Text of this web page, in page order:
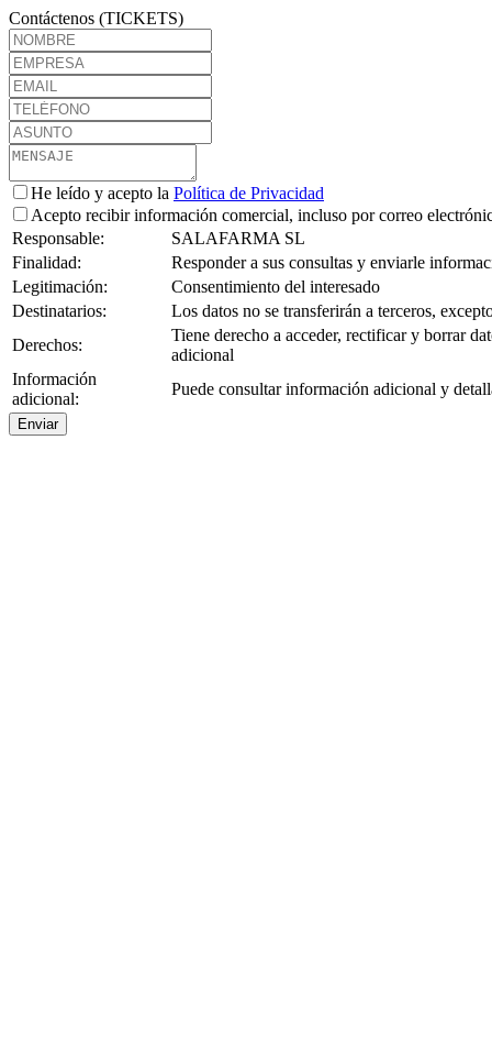
Contáctenos (TICKETS)
He leído y acepto la Política de Privacidad
Acepto recibir información comercial, incluso por correo
Responsable:
SALAFARMA SL
Finalidad:
Responder a sus consultas y enviarle
Legitimación:
Consentimiento del interesado
Destinatarios:
Los datos no se transferirán a terceros,
Derechos:
Tiene derecho a acceder, rectificar y borrar
adicional
Información
adicional:
Puede consultar información adicional y
Enviar